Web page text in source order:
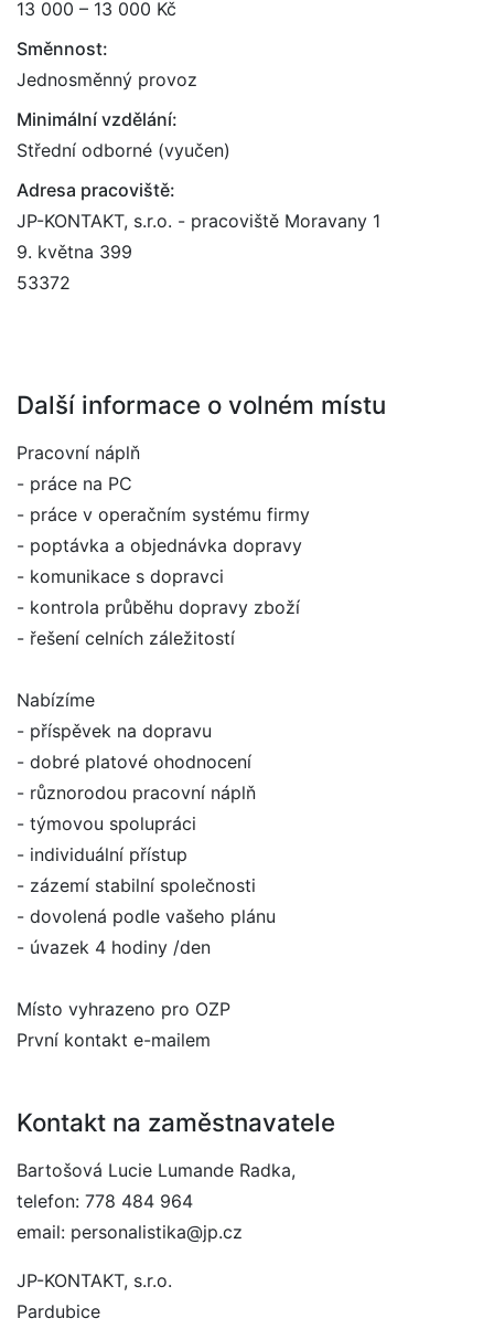
13 000 – 13 000 Kč
Směnnost:
Jednosměnný provoz
Minimální vzdělání:
Střední odborné (vyučen)
Adresa pracoviště:
JP-KONTAKT, s.r.o. - pracoviště Moravany 1
9. května 399
53372
Další informace o volném místu
Pracovní náplň
- práce na PC
- práce v operačním systému firmy
- poptávka a objednávka dopravy
- komunikace s dopravci
- kontrola průběhu dopravy zboží
- řešení celních záležitostí
Nabízíme
- příspěvek na dopravu
- dobré platové ohodnocení
- různorodou pracovní náplň
- týmovou spolupráci
- individuální přístup
- zázemí stabilní společnosti
- dovolená podle vašeho plánu
- úvazek 4 hodiny /den
Místo vyhrazeno pro OZP
První kontakt e-mailem
Kontakt na zaměstnavatele
Bartošová Lucie Lumande Radka,
telefon: 778 484 964
email: personalistika@jp.cz
JP-KONTAKT, s.r.o.
Pardubice